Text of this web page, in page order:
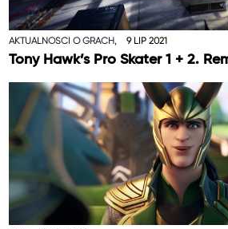
AKTUALNOŚCI O GRACH, 9 LIP 2021
Tony Hawk’s Pro Skater 1 + 2.